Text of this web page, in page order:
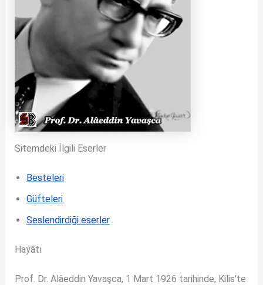
Sitemdeki İlgili Eserler
Besteleri
Güfteleri
Seslendirdiği eserler
Hayâtı
Prof. Dr. Alâeddin Yavaşca, 1 Mart 1926 tarihinde, Kilis’te